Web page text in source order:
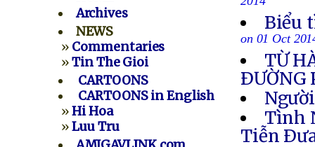
Archives
NEWS
» Commentaries
»Tin The Gioi
CARTOONS
CARTOONS in English
»Hi Hoa
»Luu Tru
2014
Biểu
on 01 Oct
TỪ
ÐƯỜNG
Tình
Tiễn